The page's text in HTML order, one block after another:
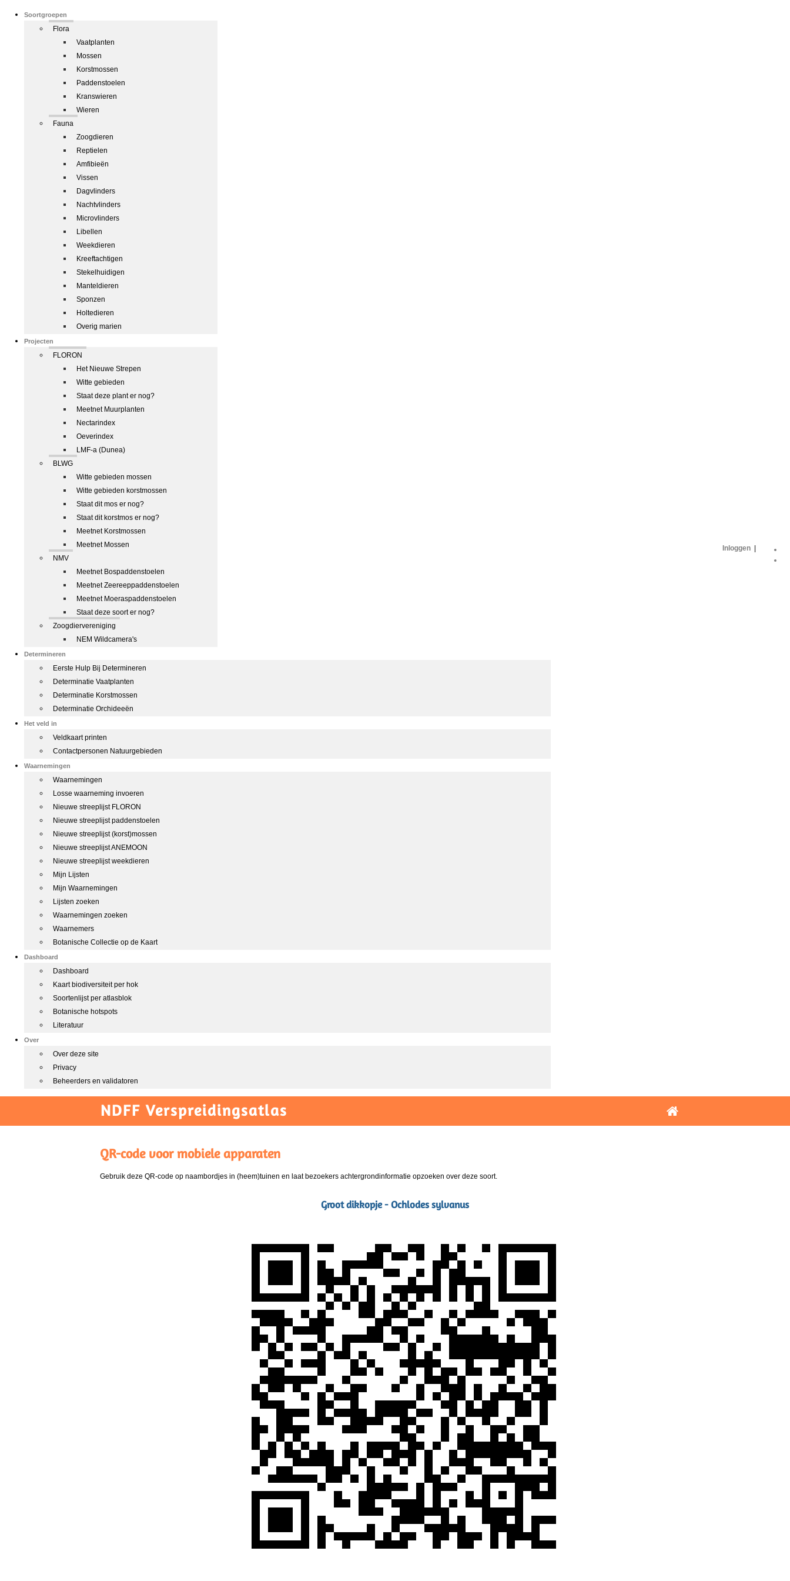
Soortgroepen
Flora
Vaatplanten
Mossen
Korstmossen
Paddenstoelen
Kranswieren
Wieren
Fauna
Zoogdieren
Reptielen
Amfibieën
Vissen
Dagvlinders
Nachtvlinders
Microvlinders
Libellen
Weekdieren
Kreeftachtigen
Stekelhuidigen
Manteldieren
Sponzen
Holtedieren
Overig marien
Projecten
FLORON
Het Nieuwe Strepen
Witte gebieden
Staat deze plant er nog?
Meetnet Muurplanten
Nectarindex
Oeverindex
LMF-a (Dunea)
BLWG
Witte gebieden mossen
Witte gebieden korstmossen
Staat dit mos er nog?
Staat dit korstmos er nog?
Meetnet Korstmossen
Meetnet Mossen
NMV
Meetnet Bospaddenstoelen
Meetnet Zeereeppaddenstoelen
Meetnet Moeraspaddenstoelen
Staat deze soort er nog?
Zoogdiervereniging
NEM Wildcamera's
Determineren
Eerste Hulp Bij Determineren
Determinatie Vaatplanten
Determinatie Korstmossen
Determinatie Orchideeën
Het veld in
Veldkaart printen
Contactpersonen Natuurgebieden
Waarnemingen
Waarnemingen
Losse waarneming invoeren
Nieuwe streeplijst FLORON
Nieuwe streeplijst paddenstoelen
Nieuwe streeplijst (korst)mossen
Nieuwe streeplijst ANEMOON
Nieuwe streeplijst weekdieren
Mijn Lijsten
Mijn Waarnemingen
Lijsten zoeken
Waarnemingen zoeken
Waarnemers
Botanische Collectie op de Kaart
Dashboard
Dashboard
Kaart biodiversiteit per hok
Soortenlijst per atlasblok
Botanische hotspots
Literatuur
Over
Over deze site
Privacy
Beheerders en validatoren
Inloggen
NDFF Verspreidingsatlas
QR-code voor mobiele apparaten
Gebruik deze QR-code op naambordjes in (heem)tuinen en laat bezoekers achtergrondinformatie opzoeken over deze soort.
Groot dikkopje - Ochlodes sylvanus